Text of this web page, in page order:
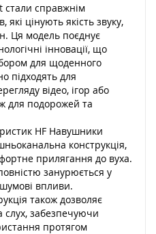
стали справжнім
які цінують якість звуку,
Ця модель поєднує
інновації, що
для щоденного
підходять для
відео, ігор або
для подорожей та
HF Навушники
конструкція,
прилягання до вуха.
занурюється у
впливи.
також дозволяє
забезпечуючи
протягом